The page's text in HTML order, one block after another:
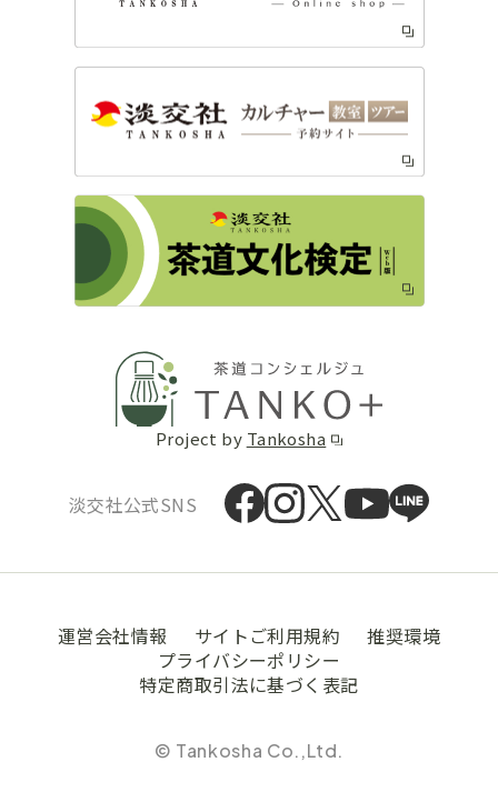
Project by Tankosha
淡交社公式SNS
運営会社情報 サイトご利用規約
推奨環境
プライバシーポリシー
特定商取引法に基づく表記
© Tankosha Co.,Ltd.